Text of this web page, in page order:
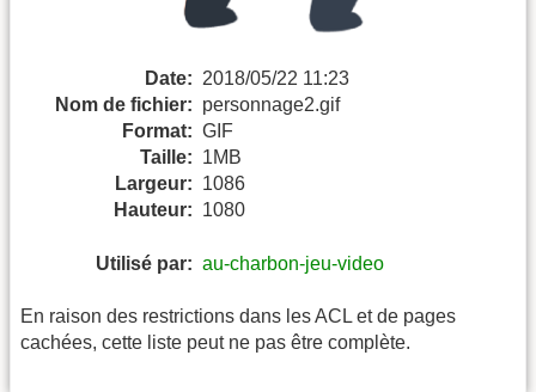
Date: 2018/05/22 11:23
Nom de fichier: personnage2.gif
Format: GIF
Taille: 1MB
Largeur: 1086
Hauteur: 1080
Utilisé par: au-charbon-jeu-video
En raison des restrictions dans les ACL et de pages
cachées, cette liste peut ne pas être complète.